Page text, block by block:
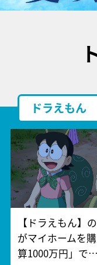
ドラえもん
【ドラえもん】
がマイホームを
算1000万円」で…